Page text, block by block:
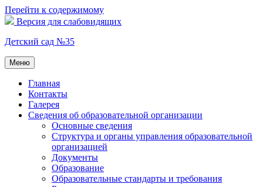
Перейти к содержимому
Версия для слабовидящих
Детский сад №35
Меню
Главная
Контакты
Галерея
Сведения об образовательной организации
Основные сведения
Структура и органы управления образовательной
организацией
Документы
Образование
Образовательные стандарты и требования